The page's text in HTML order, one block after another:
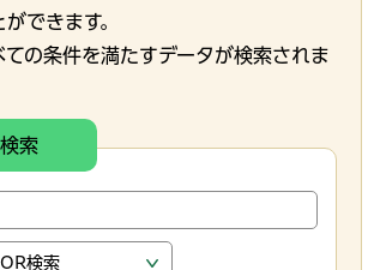
できます。
の条件を満たすデータが検索されま
索